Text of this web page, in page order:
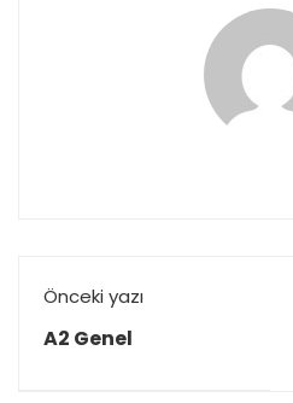
Önceki yazı
A2 Genel